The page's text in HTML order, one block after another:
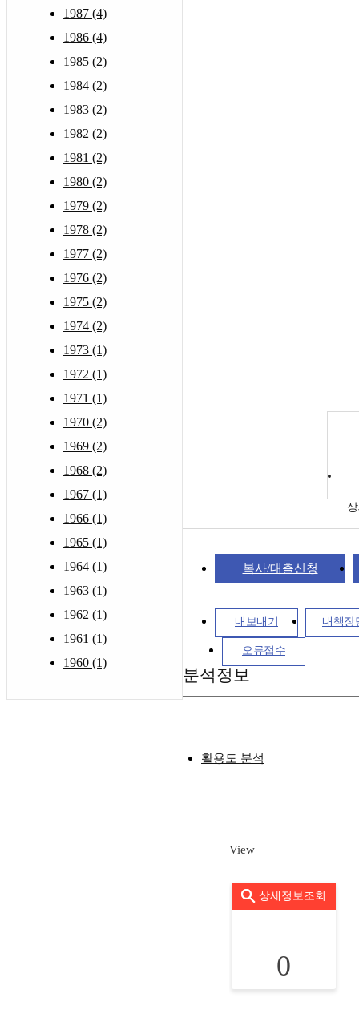
1987 (4)
1986 (4)
1985 (2)
1984 (2)
1983 (2)
1982 (2)
1981 (2)
1980 (2)
1979 (2)
1978 (2)
1977 (2)
1976 (2)
1975 (2)
1974 (2)
1973 (1)
1972 (1)
1971 (1)
1970 (2)
1969 (2)
1968 (2)
1967 (1)
1966 (1)
1965 (1)
1964 (1)
1963 (1)
1962 (1)
1961 (1)
1960 (1)
복사/대출신청
내보내기 내책장
오류접수
분석정보
활용도 분석
View
상세정보조회
0